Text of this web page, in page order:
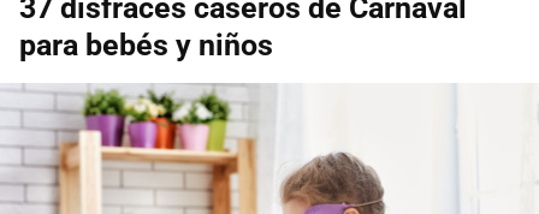
37 disfraces caseros de Carnaval
para bebés y niños